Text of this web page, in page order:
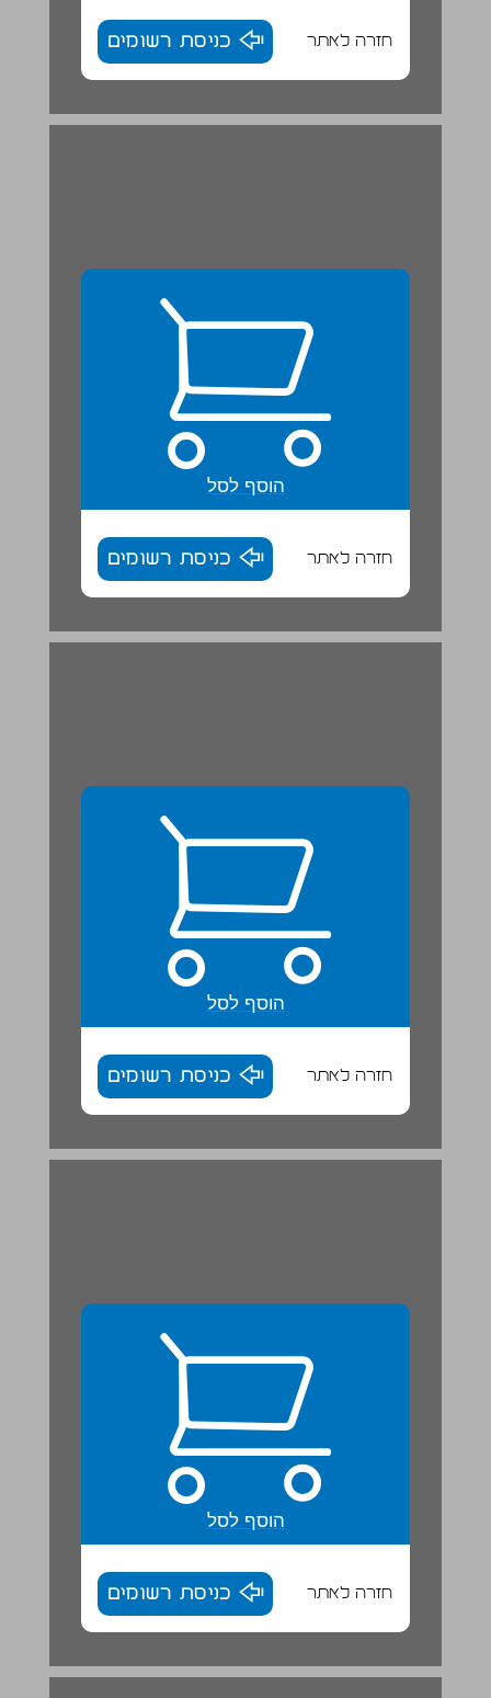
חזרה לאתר כניסת רשומים
7. איזה יופי של תיאור ... 23
הוסף לסל
חזרה לאתר כניסת רשומים
הוסף לסל
חזרה לאתר כניסת רשומים
8. מילים אחיות ... 25
הוסף לסל
חזרה לאתר כניסת רשומים
9. בהפסקה ... 26